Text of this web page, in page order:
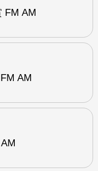
FM AM
AM